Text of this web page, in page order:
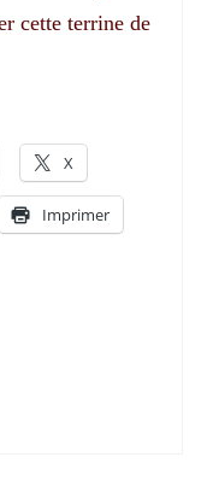
cette terrine de
X
Imprimer